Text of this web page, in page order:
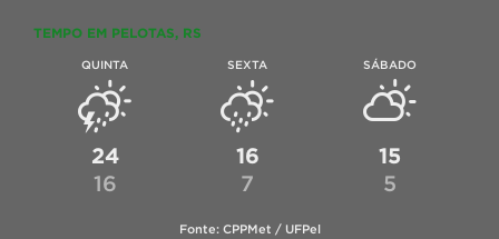
TEMPO EM PELOTAS, RS
QUINTA
24
16
SEXTA
16
7
SÁBADO
15
5
Fonte: CPPMet / UFPel